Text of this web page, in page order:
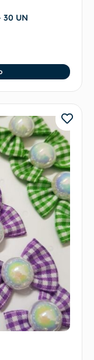
30 UN